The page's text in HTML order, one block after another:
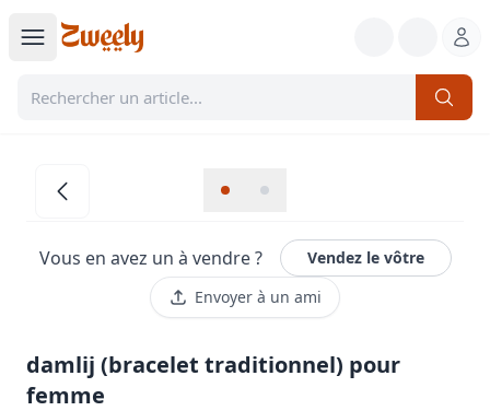
Vous en avez un à vendre ?
Vendez le vôtre
Envoyer à un ami
damlij (bracelet traditionnel) pour
femme